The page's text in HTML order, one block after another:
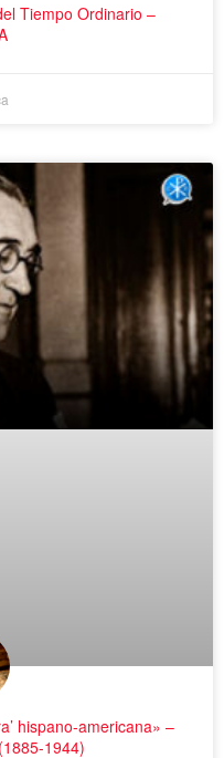
Tiempo Ordinario –
hispano-americana» –
1944)